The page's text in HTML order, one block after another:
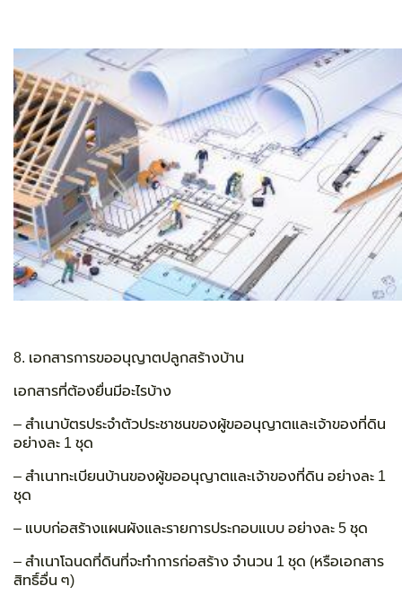
8. เอกสารการขออนุญาตปลูกสร้างบ้าน
เอกสารที่ต้องยื่นมีอะไรบ้าง
– สำเนาบัตรประจำตัวประชาชนของผู้ขออนุญาตและเจ้าของที่ดิน
อย่างละ 1 ชุด
– สำเนาทะเบียนบ้านของผู้ขออนุญาตและเจ้าของที่ดิน อย่างละ 1
ชุด
– แบบก่อสร้างแผนผังและรายการประกอบแบบ อย่างละ 5 ชุด
– สำเนาโฉนดที่ดินที่จะทำการก่อสร้าง จำนวน 1 ชุด (หรือเอกสาร
สิทธิ์อื่น ๆ)